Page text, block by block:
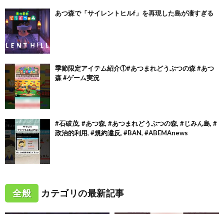
あつ森で「サイレントヒルf」を再現した島が凄すぎる
季節限定アイテム紹介①#あつまれどうぶつの森 #あつ
森 #ゲーム実況
#石破茂, #あつ森, #あつまれどうぶつの森, #じみん島, #
政治的利用, #規約違反, #BAN, #ABEMAnews
全般 カテゴリの最新記事